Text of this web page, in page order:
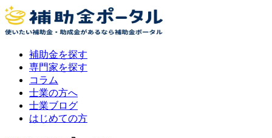
補助金を探す
専門家を探す
コラム
士業の方へ
士業ブログ
はじめての方